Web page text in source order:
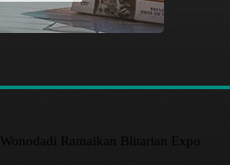
Ramaikan Blitarian Expo